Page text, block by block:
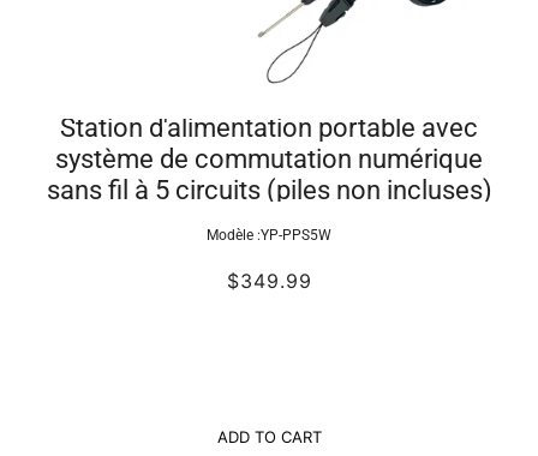
Station d'alimentation portable avec
système de commutation numérique
sans fil à 5 circuits (piles non incluses)
Modèle :YP-PPS5W
$349.99
ADD TO CART